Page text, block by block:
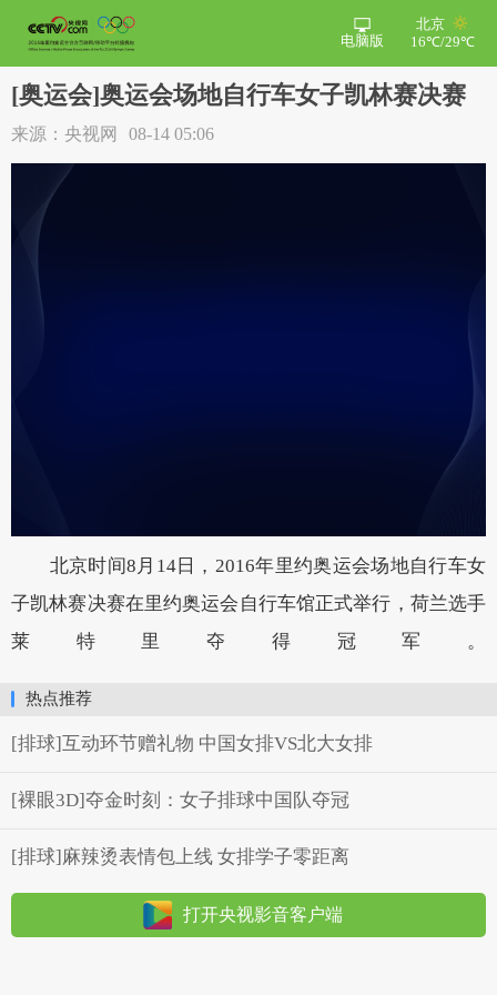
北京
16℃/29℃
电脑版
[奥运会]奥运会场地自行车女子凯林赛决赛
来源：央视网 08-14 05:06
北京时间8月14日，2016年里约奥运会场地自行车女
子凯林赛决赛在里约奥运会自行车馆正式举行，荷兰选手
莱特里夺得冠军。
热点推荐
[排球]互动环节赠礼物 中国女排VS北大女排
[裸眼3D]夺金时刻：女子排球中国队夺冠
[排球]麻辣烫表情包上线 女排学子零距离
打开央视影音客户端